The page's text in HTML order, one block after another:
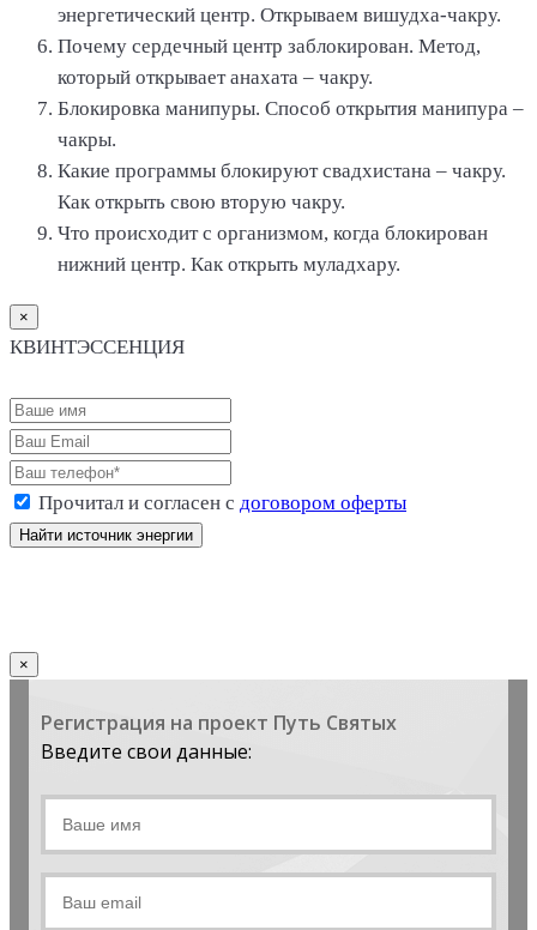
энергетический центр. Открываем вишудха-чакру.
Почему сердечный центр заблокирован. Метод,
который открывает анахата – чакру.
Блокировка манипуры. Способ открытия манипура –
чакры.
Какие программы блокируют свадхистана – чакру.
Как открыть свою вторую чакру.
Что происходит с организмом, когда блокирован
нижний центр. Как открыть муладхару.
×
КВИНТЭССЕНЦИЯ
Прочитал и согласен с договором оферты
×
Регистрация на проект Путь Святых
Введите свои данные: